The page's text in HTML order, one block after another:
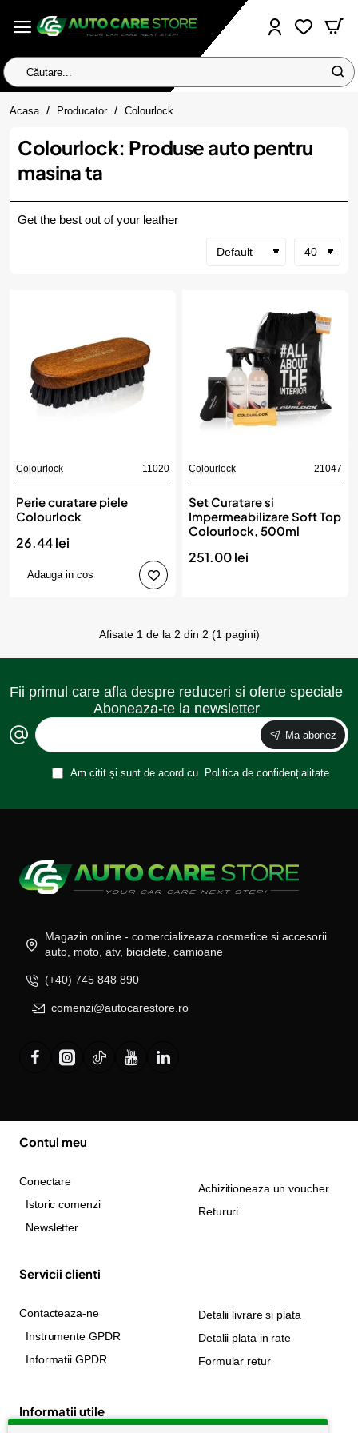
Căutare...
Acasa homeProducator Colourlock
Colourlock: Produse auto pentru
masina ta
Get the best out of your leather
Nou
Colourlock 11020
Perie curatare piele
Colourlock
26.44 lei
Adauga in cos
Colourlock 21047
Set Curatare si
Impermeabilizare Soft Top
Colourlock, 500ml
251.00 lei
Afisate 1 de la 2 din 2 (1 pagini)
Fii primul care afla despre reduceri si oferte speciale
Aboneaza-te la newsletter
Ma abonez
Am citit și sunt de acord cu Politica de confidențialitate
Magazin online - comercializeaza cosmetice si accesorii
auto, moto, atv, biciclete, camioane
(+40) 745 848 890
comenzi@autocarestore.ro
Contul meu
Conectare
Istoric comenzi
Newsletter
Achizitioneaza un voucher
Retururi
Servicii clienti
Contacteaza-ne
Instrumente GPDR
Informatii GPDR
Detalii livrare si plata
Detalii plata in rate
Formular retur
Informatii utile